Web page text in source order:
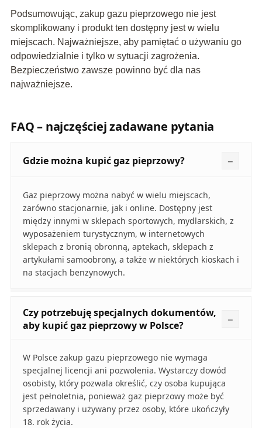
Podsumowując, zakup gazu pieprzowego nie jest
skomplikowany i produkt ten dostępny jest w wielu
miejscach. Najważniejsze, aby pamiętać o używaniu go
odpowiedzialnie i tylko w sytuacji zagrożenia.
Bezpieczeństwo zawsze powinno być dla nas
najważniejsze.
FAQ – najczęściej zadawane pytania
Gdzie można kupić gaz pieprzowy?
Gaz pieprzowy można nabyć w wielu miejscach,
zarówno stacjonarnie, jak i online. Dostępny jest
między innymi w sklepach sportowych, mydlarskich, z
wyposażeniem turystycznym, w internetowych
sklepach z bronią obronną, aptekach, sklepach z
artykułami samoobrony, a także w niektórych kioskach i
na stacjach benzynowych.
Czy potrzebuję specjalnych dokumentów,
aby kupić gaz pieprzowy w Polsce?
W Polsce zakup gazu pieprzowego nie wymaga
specjalnej licencji ani pozwolenia. Wystarczy dowód
osobisty, który pozwala określić, czy osoba kupująca
jest pełnoletnia, ponieważ gaz pieprzowy może być
sprzedawany i używany przez osoby, które ukończyły
18. rok życia.